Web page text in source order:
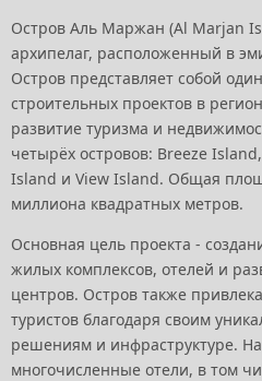
Остров Аль Маржан (Al Marjan
архипелаг, расположенный в
Остров представляет собой
строительных проектов в
развитие туризма и
четырёх островов: Breeze
Island и View Island. Общая
миллиона квадратных метров.
Основная цель проекта -
жилых комплексов, отелей и
центров. Остров также
туристов благодаря своим
решениям и инфраструктуре.
многочисленные отели, в том